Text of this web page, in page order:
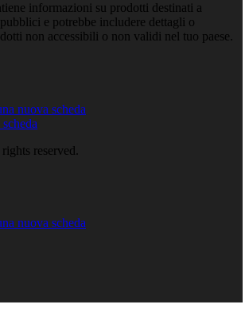
informazioni su prodotti destinati a
e potrebbe includere dettagli o
non accessibili o non validi nel tuo paese.
nuova scheda
reserved.
nuova scheda